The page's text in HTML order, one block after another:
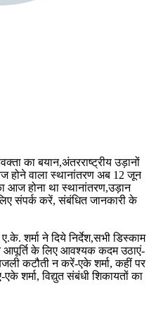
का बयान,अंतरराष्ट्रीय उड़ानों
होने वाला स्थानांतरण अब 12 जून
आज होना था स्थानांतरण,उड़ान
संपर्क करें, संबंधित जानकारी के
शर्मा ने दिये निर्देश,सभी डिस्काम
आपूर्ति के लिए आवश्यक कदम उठाएं-
कटौती न करें-एके शर्मा, कहीं पर
शर्मा, विद्युत संबंधी शिकायतों का